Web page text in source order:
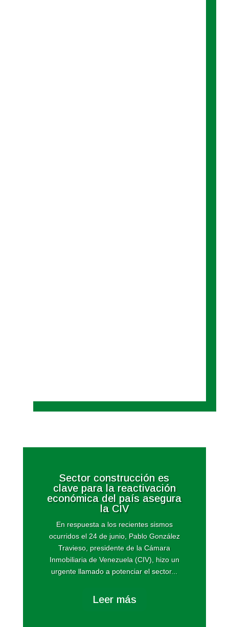
Sector construcción es
clave para la reactivación
económica del país asegura
la CIV
En respuesta a los recientes sismos
ocurridos el 24 de junio, Pablo González
Travieso, presidente de la Cámara
Inmobiliaria de Venezuela (CIV), hizo un
urgente llamado a potenciar el sector...
Leer más